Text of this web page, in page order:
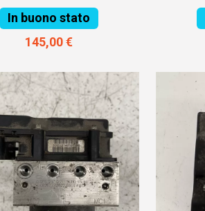
In buono stato
145,00 €